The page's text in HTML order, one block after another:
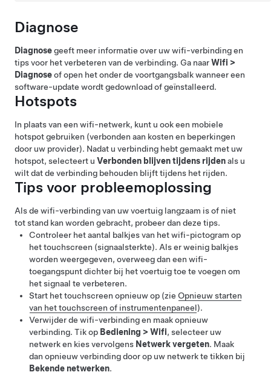
Diagnose
Diagnosegeeft meer informatie over uw wifi-verbinding en
tips voor het verbeteren van de verbinding. Ga naarWifi >
Diagnoseof open het onder de voortgangsbalk wanneer een
software-update wordt gedownload of geïnstalleerd.
Hotspots
In plaats van een wifi-netwerk, kunt u ook een mobiele
hotspot gebruiken (verbonden aan kosten en beperkingen
door uw provider). Nadat u verbinding hebt gemaakt met uw
hotspot, selecteert u Verbonden blijven tijdens rijdenals u
wilt dat de verbinding behouden blijft tijdens het rijden.
Tips voor probleemoplossing
Als de wifi-verbinding van uw voertuig langzaam is of niet
tot stand kan worden gebracht, probeer dan deze tips.
Controleer het aantal balkjes van het wifi-pictogram op
het touchscreen (signaalsterkte). Als er weinig balkjes
worden weergegeven, overweeg dan een wifi-
toegangspunt dichter bij het voertuig toe te voegen om
het signaal te verbeteren.
Start het touchscreen opnieuw op (zie Opnieuw starten
van het touchscreen of instrumentenpaneel).
Verwijder de wifi-verbinding en maak opnieuw
verbinding. Tik op Bediening > Wifi, selecteer uw
netwerk en kies vervolgens Netwerk vergeten. Maak
dan opnieuw verbinding door op uw netwerk te tikken bij
Bekende netwerken.